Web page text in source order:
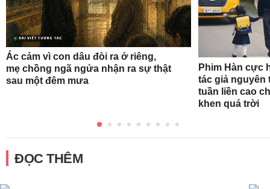
Ác cảm vì con dâu đòi ra ở riêng,
mẹ chồng ngã ngửa nhận ra sự thật
sau một đêm mưa
Phim Hàn cực
tác giả nguyên
tuần liền cao
khen quá trời
ĐỌC THÊM